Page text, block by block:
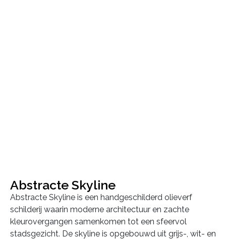
Abstracte Skyline
Abstracte Skyline is een handgeschilderd olieverf
schilderij waarin moderne architectuur en zachte
kleurovergangen samenkomen tot een sfeervol
stadsgezicht. De skyline is opgebouwd uit grijs-, wit- en